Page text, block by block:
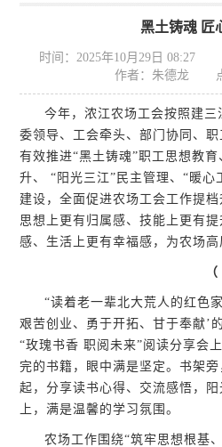
黑土铸魂 匠
时间：2025年10月29日 08:27
作者：朱德龙
今年，浓江农场工会按照建三
委领导、工会牵头、部门协同、
有效推进“黑土铸魂”职工思想教
升、 “阳光三江”民主管理、“暖心
建设，全面促进农场工会工作提
思想上更有归属感、技能上更有
感、生活上更有幸福感，为农场高
（
“读着老一辈北大荒人的红色
艰苦创业、勇于开拓、甘于奉献’
“玫瑰书香 职阅未来”阅读分享会
完的书籍，眼中满是坚定。书架
起，分享读书心得、交流感悟，
上，满是温馨的学习氛围。
农场工作围绕“筑牢思想根基